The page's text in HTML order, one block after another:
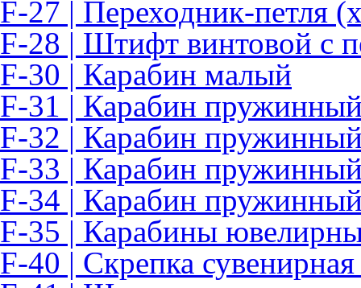
F-27 | Переходник-петля
F-28 | Штифт винтовой с
F-30 | Карабин малый
F-31 | Карабин
F-32 | Карабин
F-33 | Карабин
F-34 | Карабин
F-35 | Карабины
F-40 | Скрепка